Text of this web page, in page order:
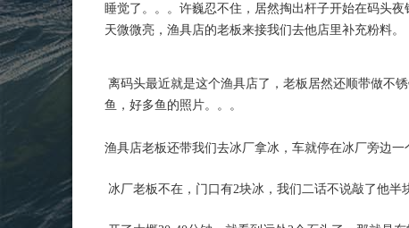
睡觉了。。。许巍忍不住，居然掏出杆子开始在码头夜
天微微亮，渔具店的老板来接我们去他店里补充粉料。
离码头最近就是这个渔具店了，老板居然还顺带做不
鱼，好多鱼的照片。。。
渔具店老板还带我们去冰厂拿冰，车就停在冰厂旁边一
冰厂老板不在，门口有2块冰，我们二话不说敲了他半